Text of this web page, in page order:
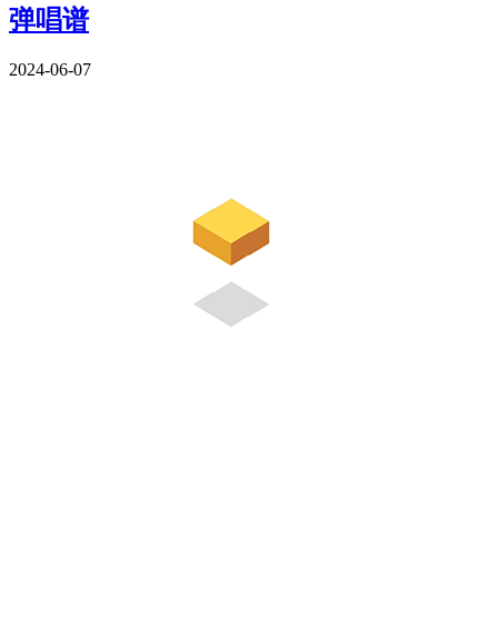
弹唱谱
2024-06-07